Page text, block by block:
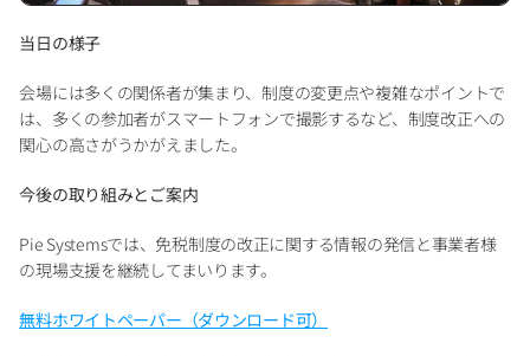
当日の様子
会場には多くの関係者が集まり、制度の変更点や複雑なポイントで
は、多くの参加者がスマートフォンで撮影するなど、制度改正への
関心の高さがうかがえました。
今後の取り組みとご案内
Pie Systemsでは、免税制度の改正に関する情報の発信と事業者様
の現場支援を継続してまいります。
無料ホワイトペーパー（ダウンロード可）